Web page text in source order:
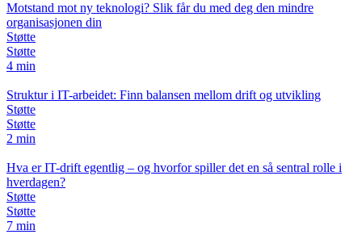
Motstand mot ny teknologi? Slik får du med deg den mindre
organisasjonen din
Støtte
Støtte
4 min
Struktur i IT-arbeidet: Finn balansen mellom drift og utvikling
Støtte
Støtte
2 min
Hva er IT-drift egentlig – og hvorfor spiller det en så sentral rolle i
hverdagen?
Støtte
Støtte
7 min